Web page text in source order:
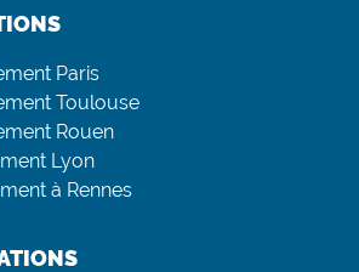
Paris
Toulouse
Rouen
Lyon
à Rennes